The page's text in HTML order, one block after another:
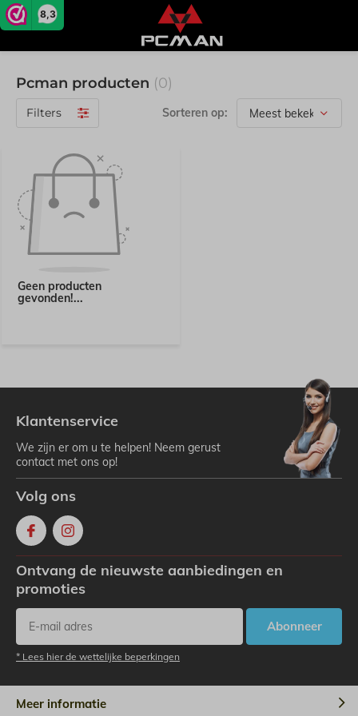
8,3
Pcman producten (0)
Filters Sorteren op:
Geen producten
gevonden!...
Klantenservice
We zijn er om u te helpen! Neem gerust
contact met ons op!
Volg ons
Ontvang de nieuwste aanbiedingen en
promoties
Abonneer
* Lees hier de wettelijke beperkingen
Meer informatie